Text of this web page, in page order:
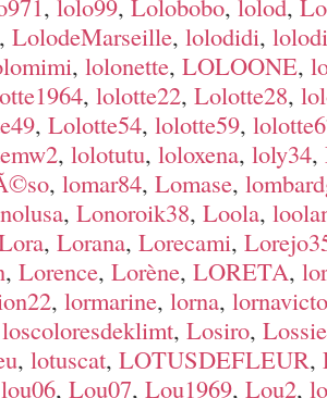
, lolo99, Lolobobo, lolod,
, LolodeMarseille, lolodidi,
, lolonette, LOLOONE,
, lolotte22, Lolotte28,
, Lolotte54, lolotte59,
, lolotutu, loloxena, loly34,
, lomar84, Lomase,
, Lonoroik38, Loola,
, Lorana, Lorecami,
, Lorence, Lorène, LORETA,
, lormarine, lorna,
loscoloresdeklimt, Losiro,
, lotuscat, LOTUSDEFLEUR,
lou06, Lou07, Lou1969, Lou2,